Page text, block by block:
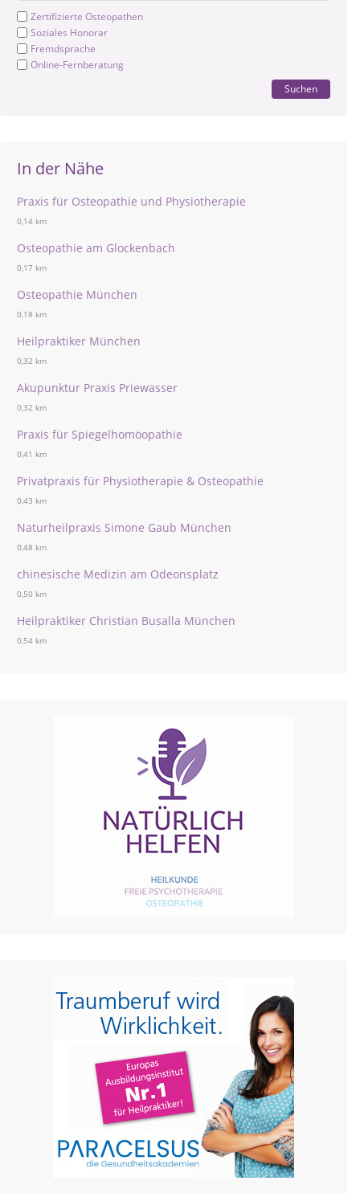
Zertifizierte Osteopathen
Soziales Honorar
Fremdsprache
Online-Fernberatung
Suchen
In der Nähe
Praxis für Osteopathie und Physiotherapie
0,14 km
Osteopathie am Glockenbach
0,17 km
Osteopathie München
0,18 km
Heilpraktiker München
0,32 km
Akupunktur Praxis Priewasser
0,32 km
Praxis für Spiegelhomöopathie
0,41 km
Privatpraxis für Physiotherapie & Osteopathie
0,43 km
Naturheilpraxis Simone Gaub München
0,48 km
chinesische Medizin am Odeonsplatz
0,50 km
Heilpraktiker Christian Busalla München
0,54 km